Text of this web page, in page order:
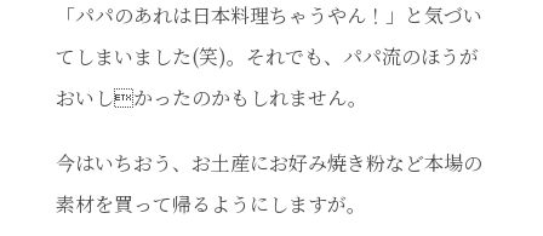
「パパのあれは日本料理ちゃうやん！」と気づい
てしまいました(笑)。それでも、パパ流のほうが
おいしかったのかもしれません。
今はいちおう、お土産にお好み焼き粉など本場の
素材を買って帰るようにしますが。